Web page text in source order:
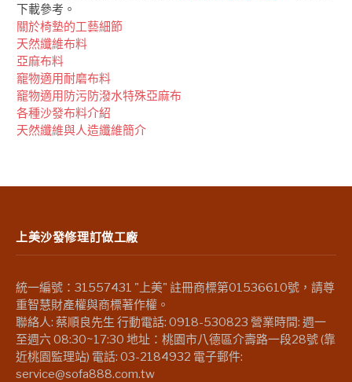
下載參考。
關於椅墊的工藝細節
天然纖維布料
亞麻布料
竉物適用耐磨布料
竉物適用防污防潑水特殊亞麻布
各種沙發布料介紹
天然纖維與人造纖維簡介
上美沙發修理訂做工廠
統一編號：31557431 "上美" 註冊商標第01536610號，請尊
重智慧財產權與商標著作權。
聯絡人: 蔡順良先生 行動電話: 0918-530823 營業時間: 週一
至週六 08:30~17:30 地址：桃園市八德區介壽路一段28號 (靠
近桃園監理站) 電話: 03-2184932 電子郵件:
service@sofa888.com.tw